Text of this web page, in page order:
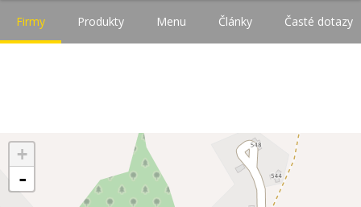
Firmy Produkty Menu Články Časté dotazy
+
-